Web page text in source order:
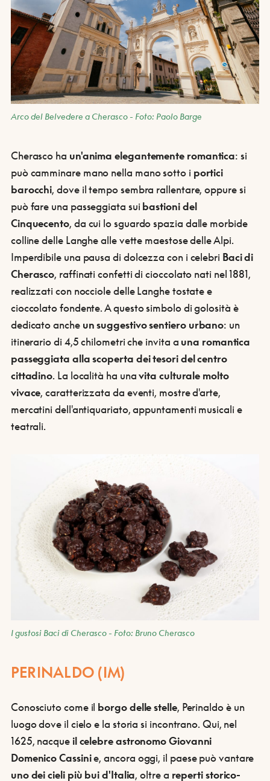
Arco del Belvedere a Cherasco - Foto: Paolo Barge
Cherasco ha un'anima elegantemente romantica: si
può camminare mano nella mano sotto i portici
barocchi, dove il tempo sembra rallentare, oppure si
può fare una passeggiata suibastioni del
Cinquecento, da cui lo sguardo spazia dalle morbide
colline delle Langhe alle vette maestose delle Alpi.
Imperdibile una pausa di dolcezza con i celebri Baci di
Cherasco, raffinati confetti di cioccolato nati nel 1881,
realizzati con nocciole delle Langhe tostate e
cioccolato fondente. A questo simbolo di golosità è
dedicato anche un suggestivo sentiero urbano: un
itinerario di 4,5 chilometri che invita a una romantica
passeggiata alla scoperta dei tesori del centro
cittadino. La località ha unavita culturale molto
vivace, caratterizzata da eventi, mostre d'arte,
mercatini dell'antiquariato, appuntamenti musicali e
teatrali.
I gustosi Baci di Cherasco - Foto: Bruno Cherasco
PERINALDO (IM)
Conosciuto come il borgo delle stelle, Perinaldo è un
luogo dove il cielo e la storia si incontrano. Qui, nel
1625, nacque il celebre astronomo Giovanni
Domenico Cassinie, ancora oggi, il paese può vantare
uno dei cieli più bui d'Italia, oltre a reperti storico-